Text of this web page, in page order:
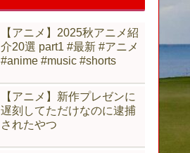
【アニメ】2025秋アニメ紹
介20選 part1 #最新 #アニメ
#anime #music #shorts
【アニメ】新作プレゼンに
遅刻してただけなのに逮捕
されたやつ